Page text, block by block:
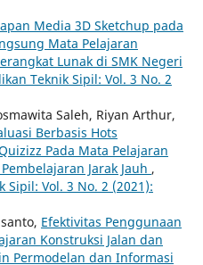
Media 3D Sketchup pada
Mata Pelajaran
Lunak di SMK Negeri
Teknik Sipil: Vol. 3 No. 2
Saleh, Riyan Arthur,
Berbasis Hots
Pada Mata Pelajaran
Jarak Jauh ,
Sipil: Vol. 3 No. 2 (2021):
Efektivitas Penggunaan
Konstruksi Jalan dan
Permodelan dan Informasi